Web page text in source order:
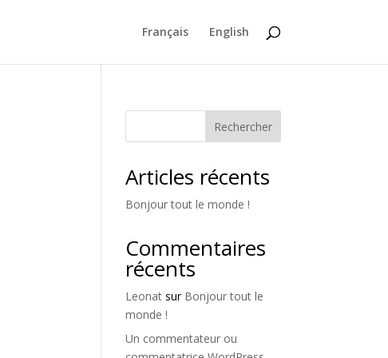
Français English
Rechercher
Articles récents
Bonjour tout le monde !
Commentaires
récents
Leonat sur Bonjour tout le
monde !
Un commentateur ou